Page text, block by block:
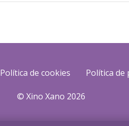
Política de cookies Política de
© Xino Xano 2026